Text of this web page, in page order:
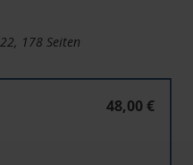
178 Seiten
48,00 €